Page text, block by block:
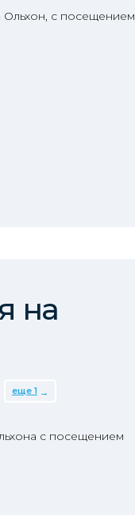
Ольхон, с посещением
на
еще 1
с посещением